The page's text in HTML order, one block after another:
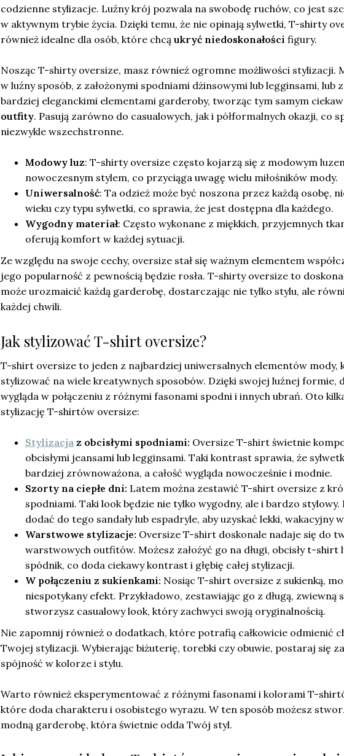
codzienne stylizacje. Luźny krój pozwala na swobodę ruchów, co jest
w aktywnym trybie życia. Dzięki temu, że nie opinają sylwetki, T-shirty
również idealne dla osób, które chcą ukryć niedoskonałości figury.
Nosząc T-shirty oversize, masz również ogromne możliwości stylizacji.
w luźny sposób, z założonymi spodniami dżinsowymi lub legginsami, lub
bardziej eleganckimi elementami garderoby, tworząc tym samym
outfity. Pasują zarówno do casualowych, jak i półformalnych okazji, co
niezwykle wszechstronne.
Modowy luz: T-shirty oversize często kojarzą się z modowym
nowoczesnym stylem, co przyciąga uwagę wielu miłośników mody.
Uniwersalność: Ta odzież może być noszona przez każdą osobę,
wieku czy typu sylwetki, co sprawia, że jest dostępna dla każdego.
Wygodny materiał: Często wykonane z miękkich, przyjemnych
oferują komfort w każdej sytuacji.
Ze względu na swoje cechy, oversize stał się ważnym elementem
jego popularność z pewnością będzie rosła. T-shirty oversize to
może urozmaicić każdą garderobę, dostarczając nie tylko stylu, ale
każdej chwili.
Jak stylizować T-shirt oversize?
T-shirt oversize to jeden z najbardziej uniwersalnych elementów mody,
stylizować na wiele kreatywnych sposobów. Dzięki swojej luźnej formie,
wygląda w połączeniu z różnymi fasonami spodni i innych ubrań. Oto
stylizację T-shirtów oversize:
Stylizacja z obcisłymi spodniami: Oversize T-shirt świetnie
obcisłymi jeansami lub legginsami. Taki kontrast sprawia, że
bardziej zrównoważona, a całość wygląda nowocześnie i modnie.
Szorty na ciepłe dni: Latem można zestawić T-shirt oversize z
spodniami. Taki look będzie nie tylko wygodny, ale i bardzo
dodać do tego sandały lub espadryle, aby uzyskać lekki, wakacyjny
Warstwowe stylizacje: Oversize T-shirt doskonale nadaje się do
warstwowych outfitów. Możesz założyć go na długi, obcisły t-shirt
spódnik, co doda ciekawy kontrast i głębię całej stylizacji.
W połączeniu z sukienkami: Nosiąc T-shirt oversize z sukienką,
niespotykany efekt. Przykładowo, zestawiając go z długą, zwiewną
stworzysz casualowy look, który zachwyci swoją oryginalnością.
Nie zapomnij również o dodatkach, które potrafią całkowicie odmienić
Twojej stylizacji. Wybierając biżuterię, torebki czy obuwie, postaraj się
spójność w kolorze i stylu.
Warto również eksperymentować z różnymi fasonami i kolorami T-
które doda charakteru i osobistego wyrazu. W ten sposób możesz
modną garderobę, która świetnie odda Twój styl.